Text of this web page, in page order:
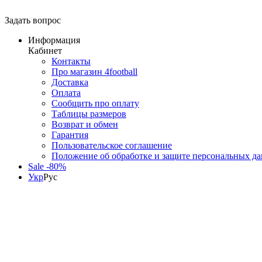
Задать вопрос
Информация
Кабинет
Контакты
Про магазин 4football
Доставка
Оплата
Сообщить про оплату
Таблицы размеров
Возврат и обмен
Гарантия
Пользовательское соглашение
Положение об обработке и защите персональных
Sale -80%
УкрРус